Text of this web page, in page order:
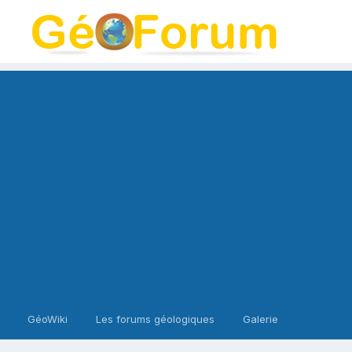
GéoWiki Les forums géologiques Galerie